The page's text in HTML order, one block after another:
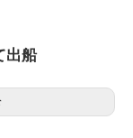
出船